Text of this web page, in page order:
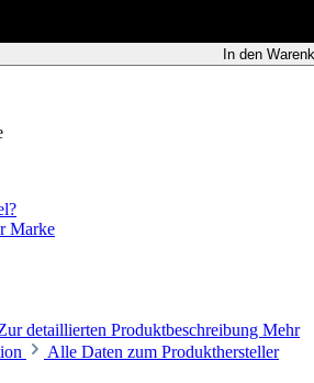
In den
Marke
detaillierten Produktbeschreibung Mehr
Alle Daten zum Produkthersteller